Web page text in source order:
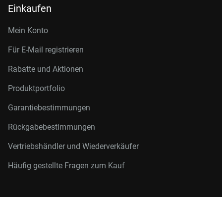
Einkaufen
Mein Konto
Für E-Mail registrieren
Rabatte und Aktionen
Produktportfolio
Garantiebestimmungen
Rückgabebestimmungen
Vertriebshändler und Wiederverkäufer
Häufig gestellte Fragen zum Kauf